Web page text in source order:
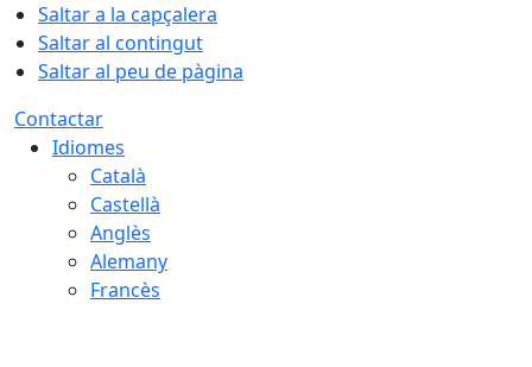
Saltar a la capçalera
Saltar al contingut
Saltar al peu de pàgina
Contactar
Idiomes
Català
Castellà
Anglès
Alemany
Francès